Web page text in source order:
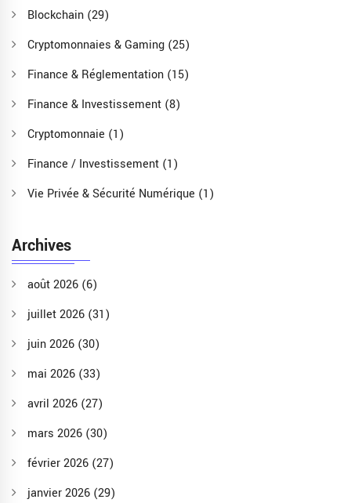
Blockchain (29)
Cryptomonnaies & Gaming (25)
Finance & Réglementation (15)
Finance & Investissement (8)
Cryptomonnaie (1)
Finance / Investissement (1)
Vie Privée & Sécurité Numérique (1)
Archives
août 2026 (6)
juillet 2026 (31)
juin 2026 (30)
mai 2026 (33)
avril 2026 (27)
mars 2026 (30)
février 2026 (27)
janvier 2026 (29)